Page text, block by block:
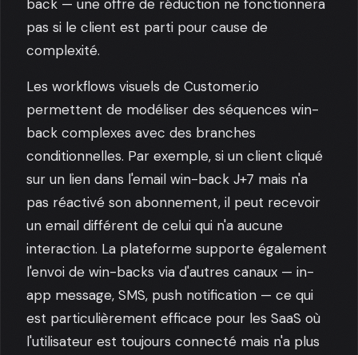
back — une offre de réduction ne fonctionnera
pas si le client est parti pour cause de
complexité.
Les workflows visuels de Customer.io
permettent de modéliser des séquences win-
back complexes avec des branches
conditionnelles. Par exemple, si un client cliqué
sur un lien dans l'email win-back J+7 mais n'a
pas réactivé son abonnement, il peut recevoir
un email différent de celui qui n'a aucune
interaction. La plateforme supporte également
l'envoi de win-backs via d'autres canaux — in-
app message, SMS, push notification — ce qui
est particulièrement efficace pour les SaaS où
l'utilisateur est toujours connecté mais n'a plus